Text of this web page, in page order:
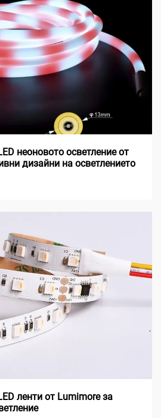
неоновото осветление от
дизайни на осветлението
ленти от Lumimore за